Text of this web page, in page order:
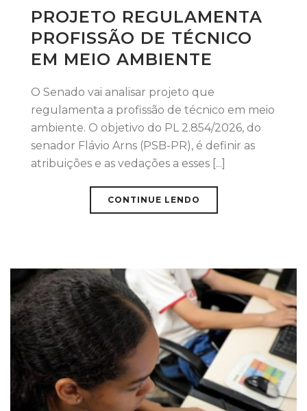
PROJETO REGULAMENTA
PROFISSÃO DE TÉCNICO
EM MEIO AMBIENTE
O Senado vai analisar projeto que
regulamenta a profissão de técnico em meio
ambiente. O objetivo do PL 2.854/2026, do
senador Flávio Arns (PSB-PR), é definir as
atribuições e as vedações a esses [...]
CONTINUE LENDO